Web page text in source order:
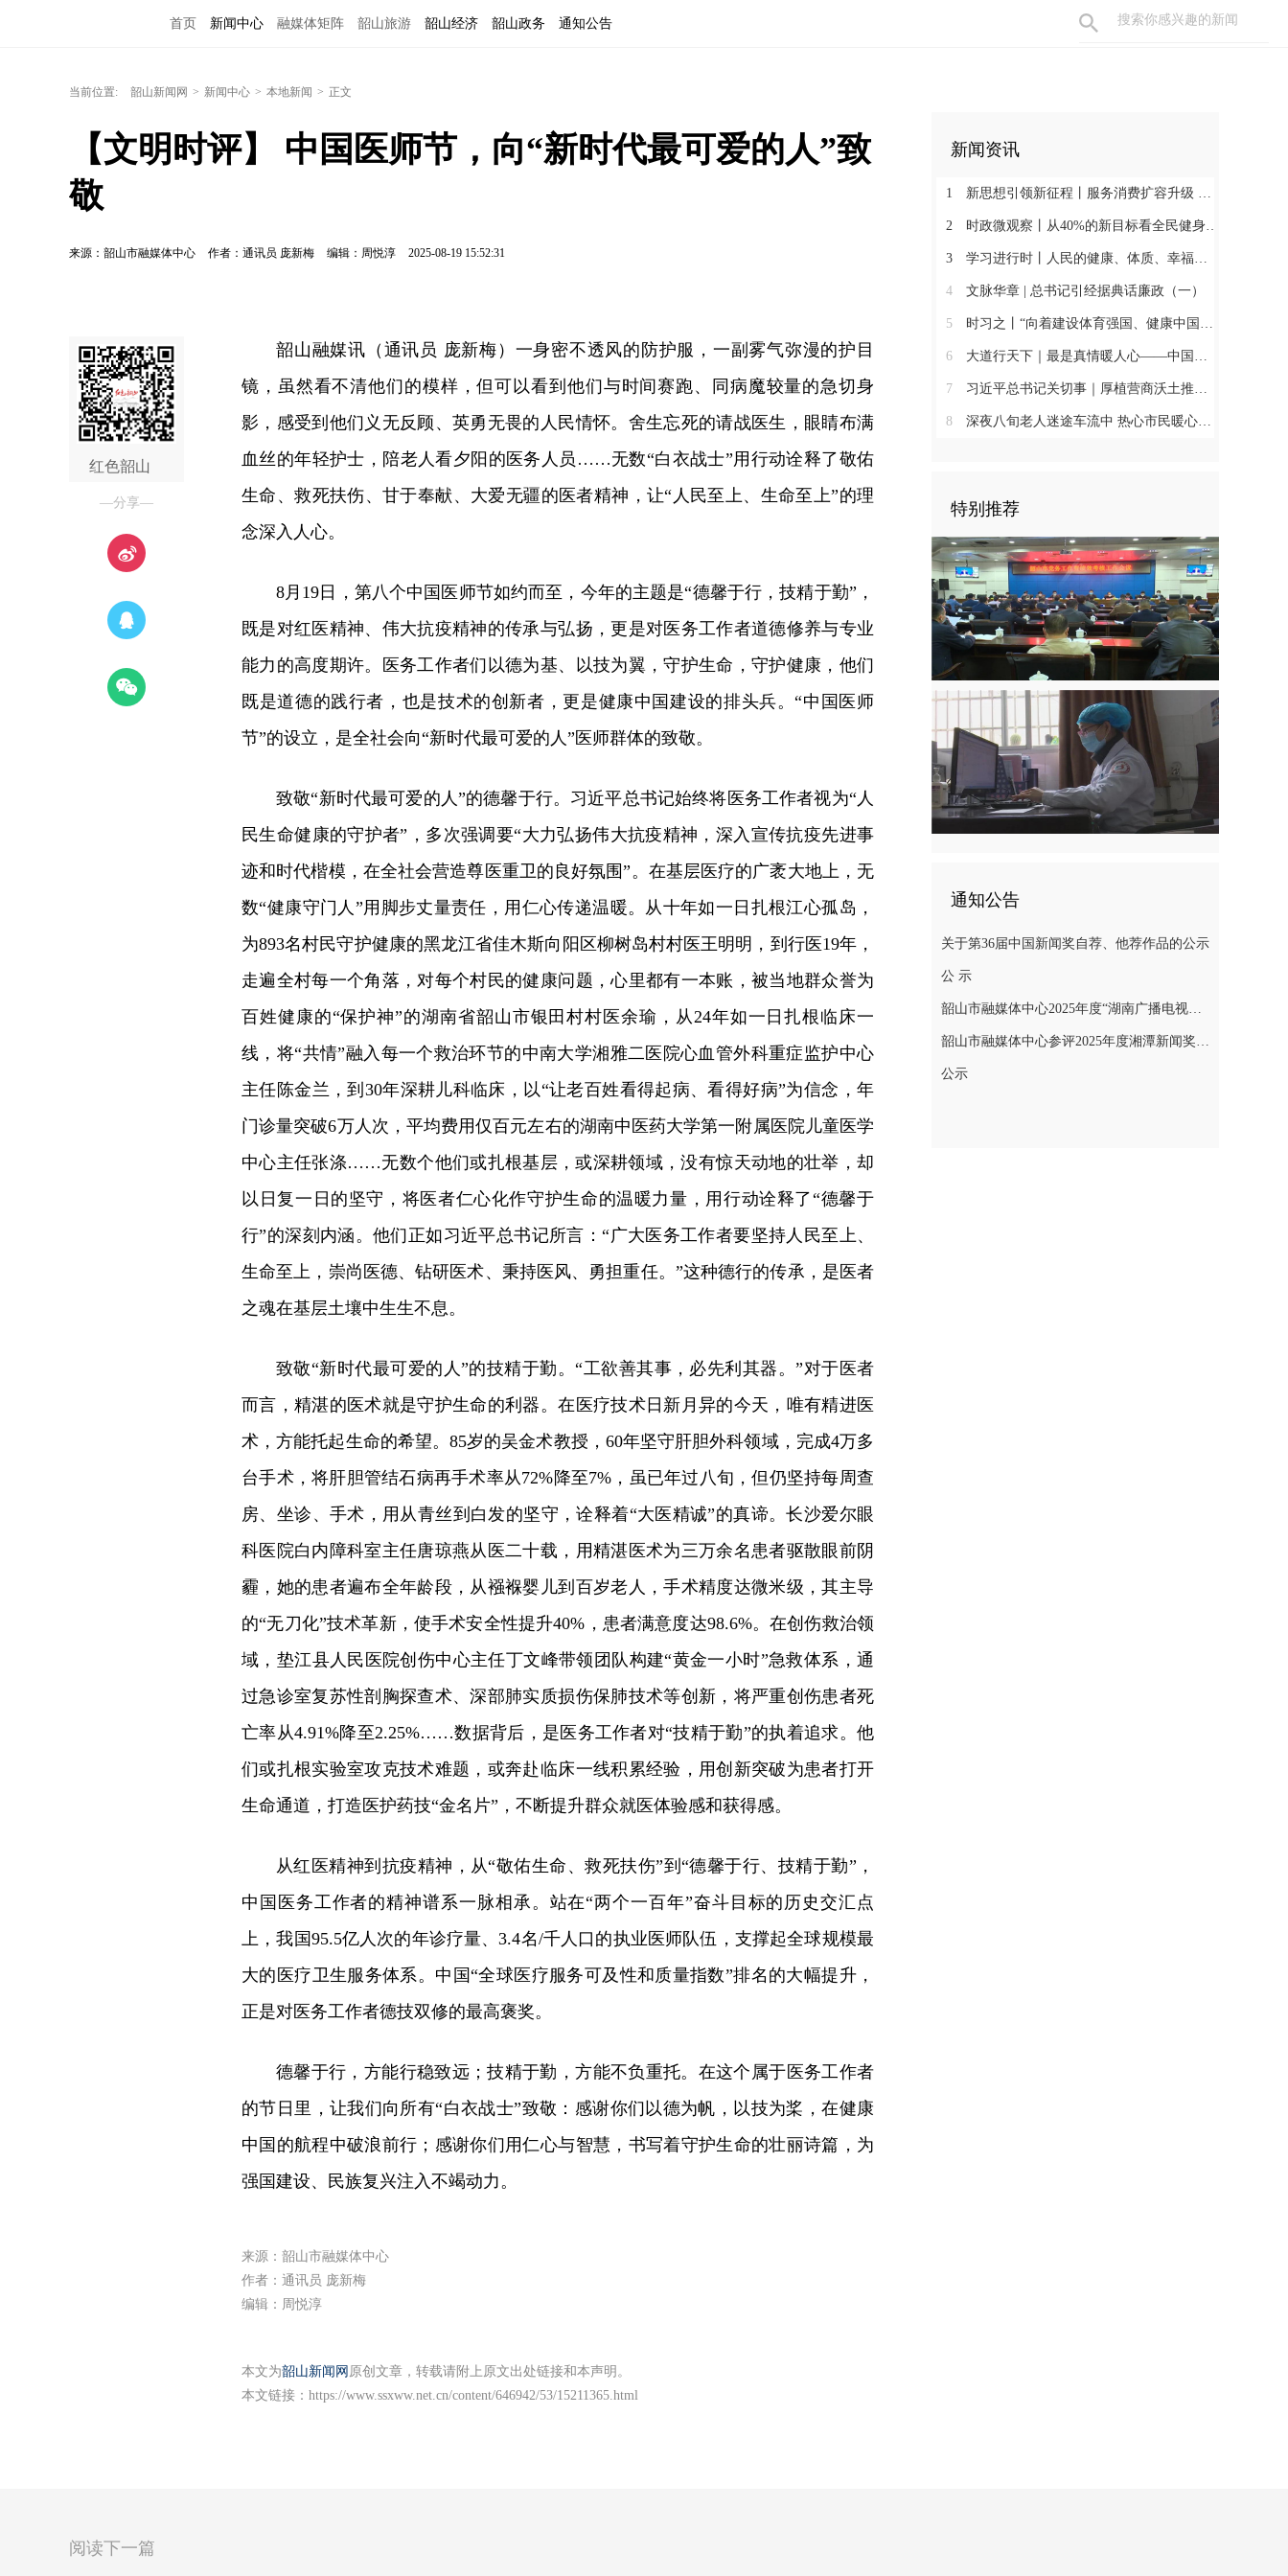
首页 新闻中心 融媒体矩阵 韶山旅游 韶山经济 韶山政务 通知公告
当前位置: 韶山新闻网 > 新闻中心 > 本地新闻 > 正文
【文明时评】 中国医师节，向“新时代最可爱的人”致
敬
来源：韶山市融媒体中心 作者：通讯员 庞新梅 编辑：周悦淳 2025-08-19 15:52:31
红色韶山
—分享—
韶山融媒讯（通讯员 庞新梅）一身密不透风的防护服，一副雾气弥漫的护目
镜，虽然看不清他们的模样，但可以看到他们与时间赛跑、同病魔较量的急切身
影，感受到他们义无反顾、英勇无畏的人民情怀。舍生忘死的请战医生，眼睛布满
血丝的年轻护士，陪老人看夕阳的医务人员……无数“白衣战士”用行动诠释了敬佑
生命、救死扶伤、甘于奉献、大爱无疆的医者精神，让“人民至上、生命至上”的理
念深入人心。
8月19日，第八个中国医师节如约而至，今年的主题是“德馨于行，技精于勤”，
既是对红医精神、伟大抗疫精神的传承与弘扬，更是对医务工作者道德修养与专业
能力的高度期许。医务工作者们以德为基、以技为翼，守护生命，守护健康，他们
既是道德的践行者，也是技术的创新者，更是健康中国建设的排头兵。“中国医师
节”的设立，是全社会向“新时代最可爱的人”医师群体的致敬。
致敬“新时代最可爱的人”的德馨于行。习近平总书记始终将医务工作者视为“人
民生命健康的守护者”，多次强调要“大力弘扬伟大抗疫精神，深入宣传抗疫先进事
迹和时代楷模，在全社会营造尊医重卫的良好氛围”。在基层医疗的广袤大地上，无
数“健康守门人”用脚步丈量责任，用仁心传递温暖。从十年如一日扎根江心孤岛，
为893名村民守护健康的黑龙江省佳木斯向阳区柳树岛村村医王明明，到行医19年，
走遍全村每一个角落，对每个村民的健康问题，心里都有一本账，被当地群众誉为
百姓健康的“保护神”的湖南省韶山市银田村村医余瑜，从24年如一日扎根临床一
线，将“共情”融入每一个救治环节的中南大学湘雅二医院心血管外科重症监护中心
主任陈金兰，到30年深耕儿科临床，以“让老百姓看得起病、看得好病”为信念，年
门诊量突破6万人次，平均费用仅百元左右的湖南中医药大学第一附属医院儿童医学
中心主任张涤……无数个他们或扎根基层，或深耕领域，没有惊天动地的壮举，却
以日复一日的坚守，将医者仁心化作守护生命的温暖力量，用行动诠释了“德馨于
行”的深刻内涵。他们正如习近平总书记所言：“广大医务工作者要坚持人民至上、
生命至上，崇尚医德、钻研医术、秉持医风、勇担重任。”这种德行的传承，是医者
之魂在基层土壤中生生不息。
致敬“新时代最可爱的人”的技精于勤。“工欲善其事，必先利其器。”对于医者
而言，精湛的医术就是守护生命的利器。在医疗技术日新月异的今天，唯有精进医
术，方能托起生命的希望。85岁的吴金术教授，60年坚守肝胆外科领域，完成4万多
台手术，将肝胆管结石病再手术率从72%降至7%，虽已年过八旬，但仍坚持每周查
房、坐诊、手术，用从青丝到白发的坚守，诠释着“大医精诚”的真谛。长沙爱尔眼
科医院白内障科室主任唐琼燕从医二十载，用精湛医术为三万余名患者驱散眼前阴
霾，她的患者遍布全年龄段，从襁褓婴儿到百岁老人，手术精度达微米级，其主导
的“无刀化”技术革新，使手术安全性提升40%，患者满意度达98.6%。在创伤救治领
域，垫江县人民医院创伤中心主任丁文峰带领团队构建“黄金一小时”急救体系，通
过急诊室复苏性剖胸探查术、深部肺实质损伤保肺技术等创新，将严重创伤患者死
亡率从4.91%降至2.25%……数据背后，是医务工作者对“技精于勤”的执着追求。他
们或扎根实验室攻克技术难题，或奔赴临床一线积累经验，用创新突破为患者打开
生命通道，打造医护药技“金名片”，不断提升群众就医体验感和获得感。
从红医精神到抗疫精神，从“敬佑生命、救死扶伤”到“德馨于行、技精于勤”，
中国医务工作者的精神谱系一脉相承。站在“两个一百年”奋斗目标的历史交汇点
上，我国95.5亿人次的年诊疗量、3.4名/千人口的执业医师队伍，支撑起全球规模最
大的医疗卫生服务体系。中国“全球医疗服务可及性和质量指数”排名的大幅提升，
正是对医务工作者德技双修的最高褒奖。
德馨于行，方能行稳致远；技精于勤，方能不负重托。在这个属于医务工作者
的节日里，让我们向所有“白衣战士”致敬：感谢你们以德为帆，以技为桨，在健康
中国的航程中破浪前行；感谢你们用仁心与智慧，书写着守护生命的壮丽诗篇，为
强国建设、民族复兴注入不竭动力。
来源：韶山市融媒体中心
作者：通讯员 庞新梅
编辑：周悦淳
本文为韶山新闻网 原创文章，转载请附上原文出处链接和本声明。
本文链接： https://www.ssxww.net.cn/content/646942/53/15211365.html
新闻资讯
1 新思想引领新征程丨服务消费扩容升级 激发内需新活力
2 时政微观察丨从40%的新目标看全民健身事业高质量发展
3 学习进行时丨人民的健康、体质、幸福一脉相承
4 文脉华章 | 总书记引经据典话廉政（一）
5 时习之丨“向着建设体育强国、健康中国的目标不断迈进”
6 大道行天下｜最是真情暖人心——中国元首外交的世界情怀与大国气派
7 习近平总书记关切事｜厚植营商沃土推动东北全面振兴
8 深夜八旬老人迷途车流中 热心市民暖心护送助其平安归家
特别推荐
通知公告
关于第36届中国新闻奖自荐、他荐作品的公示
公 示
韶山市融媒体中心2025年度“湖南广播电视奖”县融专项奖参评作品公示
韶山市融媒体中心参评2025年度湘潭新闻奖评选作品公示
公示
阅读下一篇